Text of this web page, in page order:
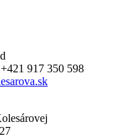
917 350 598